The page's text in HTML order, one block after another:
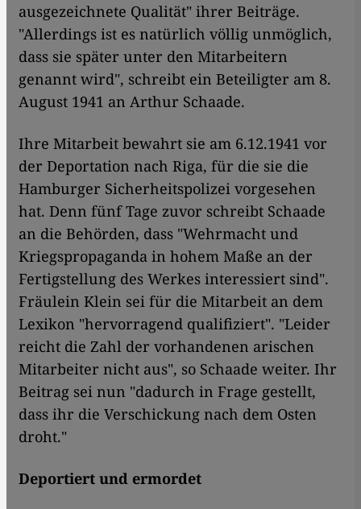
ausgezeichnete Qualität" ihrer Beiträge.
"Allerdings ist es natürlich völlig unmöglich,
dass sie später unter den Mitarbeitern
genannt wird", schreibt ein Beteiligter am 8.
August 1941 an Arthur Schaade.
Ihre Mitarbeit bewahrt sie am 6.12.1941 vor
der Deportation nach Riga, für die sie die
Hamburger Sicherheitspolizei vorgesehen
hat. Denn fünf Tage zuvor schreibt Schaade
an die Behörden, dass "Wehrmacht und
Kriegspropaganda in hohem Maße an der
Fertigstellung des Werkes interessiert sind".
Fräulein Klein sei für die Mitarbeit an dem
Lexikon "hervorragend qualifiziert". "Leider
reicht die Zahl der vorhandenen arischen
Mitarbeiter nicht aus", so Schaade weiter. Ihr
Beitrag sei nun "dadurch in Frage gestellt,
dass ihr die Verschickung nach dem Osten
droht."
Deportiert und ermordet